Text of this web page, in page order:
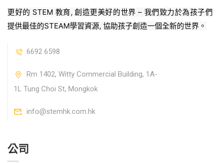
更好的 STEM 教育, 創造更美好的世界 – 我們致力於為孩子們
提供最佳的STEAM學習資源, 協助孩子創造一個全新的世界。
6692 6598
Rm 1402, Witty Commercial Building, 1A-
1L Tung Choi St, Mongkok
info@stemhk.com.hk
公司